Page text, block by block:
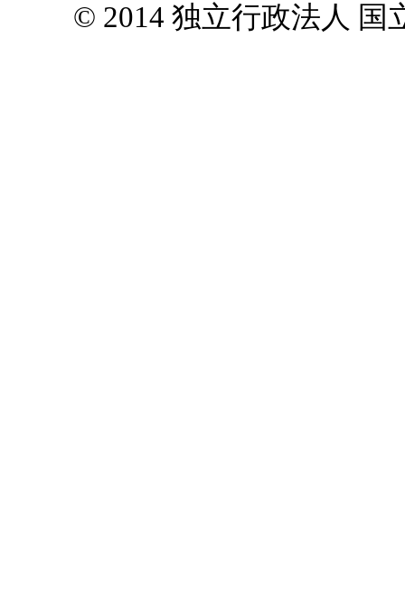
© 2014 独立行政法人 国